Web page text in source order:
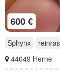
600 €
Sphynx
44649 Herne